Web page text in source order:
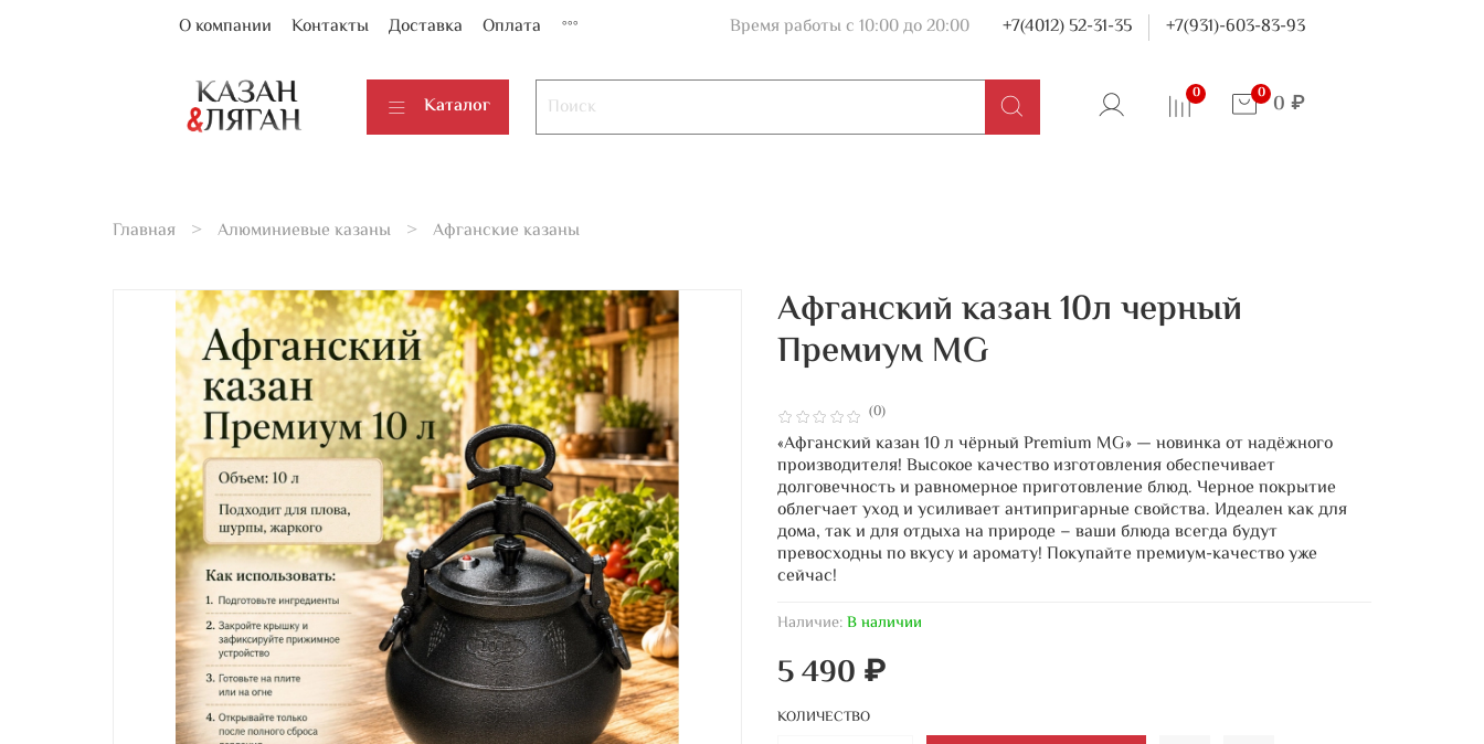
О компании Контакты Доставка Оплата Время работы с 10:00 до 20:00 +7(4012) 52-31-35 +7(931)-603-83-93
Каталог 0 0 0 ₽
Главная Алюминиевые казаны Афганские казаны
(0)
Наличие:В наличии
Афганский казан 10л черный
Премиум MG
5 490 ₽
КОЛИЧЕСТВО
«Афганский казан 10 л чёрный Premium MG» — новинка от надёжного
производителя! Высокое качество изготовления обеспечивает
долговечность и равномерное приготовление блюд. Черное покрытие
облегчает уход и усиливает антипригарные свойства. Идеален как для
дома, так и для отдыха на природе – ваши блюда всегда будут
превосходны по вкусу и аромату! Покупайте премиум-качество уже
сейчас!